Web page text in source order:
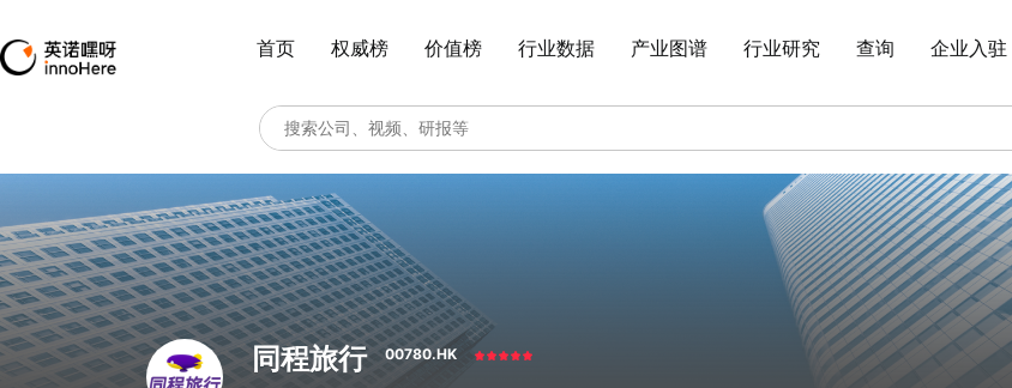
首页 权威榜 价值榜 行业数据 产业图谱 行业研究 查询 企业入驻
同程旅行 00780.HK